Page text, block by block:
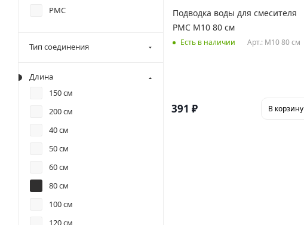
Подводка воды для смесителя
РМС M10 80 см
Есть в наличии Арт.: M10 80 см
391 ₽ В корзину
РМС
Тип соединения
Длина
150 см
200 см
40 см
50 см
60 см
80 см
100 см
120 см